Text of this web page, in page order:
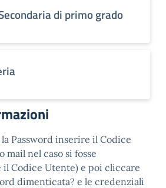
di primo grado
Password inserire il Codice
mail nel caso si fosse
Codice Utente) e poi cliccare
dimenticata? e le credenziali